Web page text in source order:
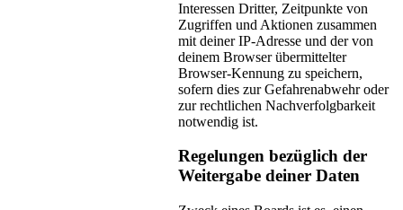
Interessen Dritter, Zeitpunkte von
Zugriffen und Aktionen zusammen
mit deiner IP-Adresse und der von
deinem Browser übermittelter
Browser-Kennung zu speichern,
sofern dies zur Gefahrenabwehr oder
zur rechtlichen Nachverfolgbarkeit
notwendig ist.
Regelungen bezüglich der
Weitergabe deiner Daten